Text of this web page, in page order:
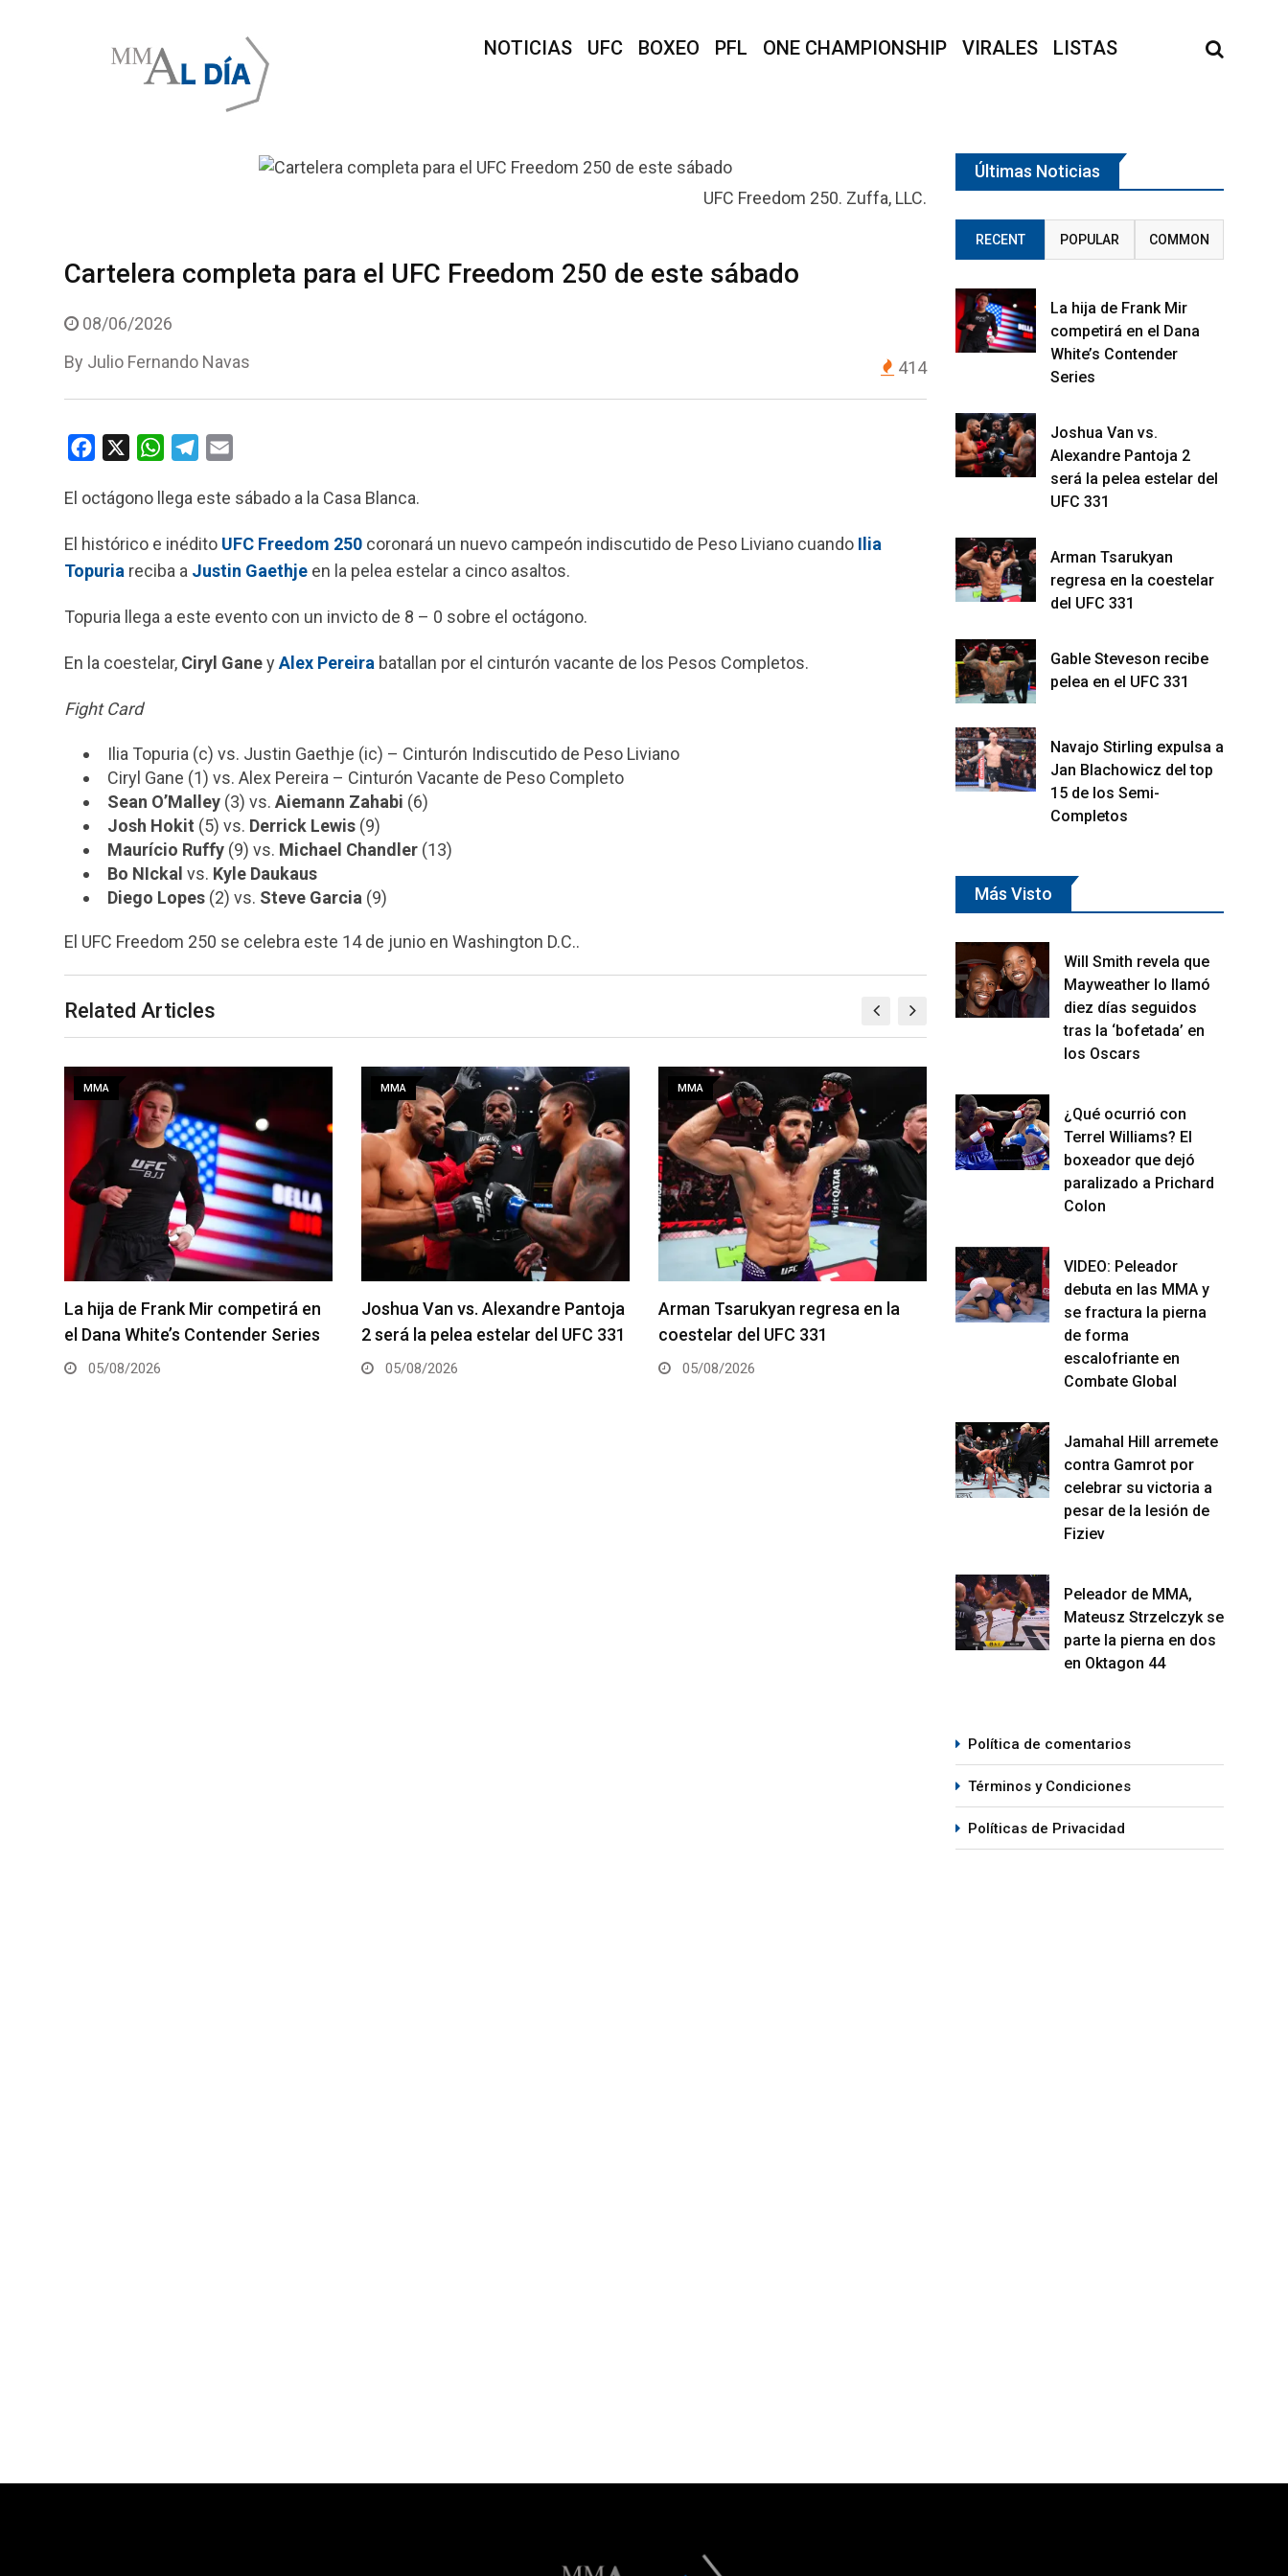
NOTICIAS UFC BOXEO PFL ONE CHAMPIONSHIP VIRALES LISTAS
UFC Freedom 250. Zuffa, LLC.
Cartelera completa para el UFC Freedom 250 de este sábado
08/06/2026
By Julio Fernando Navas 414
c
b
o
W
a
s
A
l
g
r
a
a
l
El octágono llega este sábado a la Casa Blanca.
El histórico e inédito UFC Freedom 250 coronará un nuevo campeón indiscutido de Peso Liviano cuando Ilia
Topuria reciba a Justin Gaethje en la pelea estelar a cinco asaltos.
Topuria llega a este evento con un invicto de 8 – 0 sobre el octágono.
En la coestelar, Ciryl GaneyAlex Pereira batallan por el cinturón vacante de los Pesos Completos.
Fight Card
Ilia Topuria (c) vs. Justin Gaethje (ic) – Cinturón Indiscutido de Peso Liviano
Ciryl Gane (1) vs. Alex Pereira – Cinturón Vacante de Peso Completo
Sean O’Malley (3) vs. Aiemann Zahabi (6)
Josh Hokit (5) vs. Derrick Lewis (9)
Maurício Ruffy (9) vs. Michael Chandler (13)
Bo NIckal vs. Kyle Daukaus
Diego Lopes (2) vs. Steve Garcia (9)
El UFC Freedom 250 se celebra este 14 de junio en Washington D.C..
Related Articles
MMA
Joshua Van vs. Alexandre Pantoja
2 será la pelea estelar del UFC 331
05/08/2026
MMA
Arman Tsarukyan regresa en la
coestelar del UFC 331
05/08/2026
MMA
Gable Steveson recibe pelea en el
UFC 331
05/08/2026
Navajo Stirling expulsa a Jan
Blachowicz del top 15 de los Semi-
Completos
Últimas Noticias
RECENT POPULAR COMMON
La hija de Frank Mir
competirá en el Dana
White’s Contender
Series
Joshua Van vs.
Alexandre Pantoja 2
será la pelea estelar del
UFC 331
Arman Tsarukyan
regresa en la coestelar
del UFC 331
Gable Steveson recibe
pelea en el UFC 331
Navajo Stirling expulsa a
Jan Blachowicz del top
15 de los Semi-
Completos
Más Visto
Will Smith revela que
Mayweather lo llamó
diez días seguidos
tras la ‘bofetada’ en
los Oscars
¿Qué ocurrió con
Terrel Williams? El
boxeador que dejó
paralizado a Prichard
Colon
VIDEO: Peleador
debuta en las MMA y
se fractura la pierna
de forma
escalofriante en
Combate Global
Jamahal Hill arremete
contra Gamrot por
celebrar su victoria a
pesar de la lesión de
Fiziev
Peleador de MMA,
Mateusz Strzelczyk se
parte la pierna en dos
en Oktagon 44
Política de comentarios
Términos y Condiciones
Políticas de Privacidad